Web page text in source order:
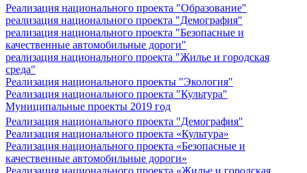
Реализация национального проекта "Образование"
реализация национального проекта "Демография"
реализация национального проекта "Безопасные и
качественные автомобильные дороги"
реализация национального проекта "Жилье и городская
среда"
Реализация национального проекты "Экология"
Реализация национального проекта "Культура"
Муниципальные проекты 2019 год
Реализация национального проекта "Демография"
Реализация национального проекта «Культура»
Реализация национального проекта «Безопасные и
качественные автомобильные дороги»
Реализация национального проекта «Жилье и городская